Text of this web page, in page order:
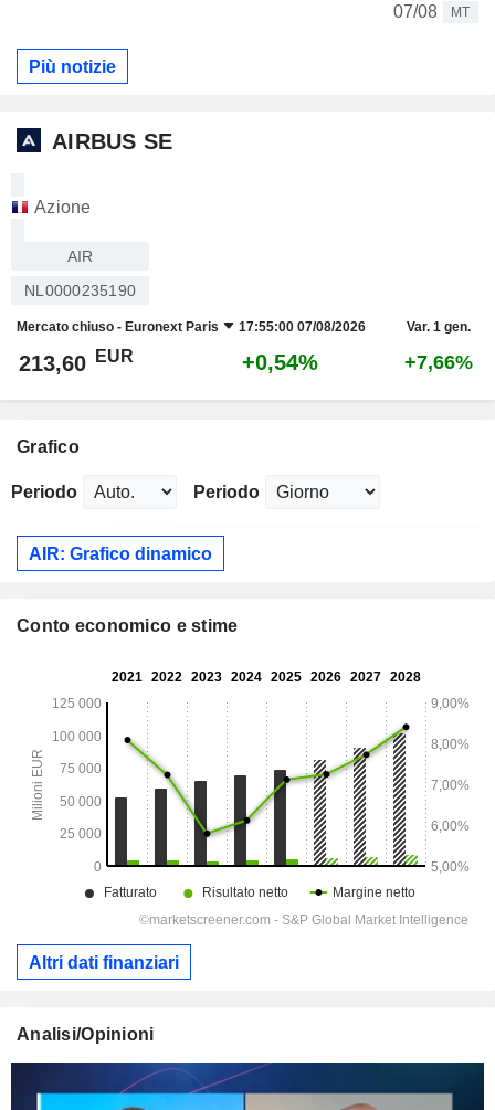
07/08
MT
Più notizie
AIRBUS SE
Azione
AIR
NL0000235190
Mercato chiuso - Euronext Paris 17:55:00 07/08/2026 Var. 1 gen.
213,60 EUR +0,54% +7,66%
Grafico
Periodo Periodo
AIR: Grafico dinamico
Conto economico e stime
Altri dati finanziari
Analisi/Opinioni